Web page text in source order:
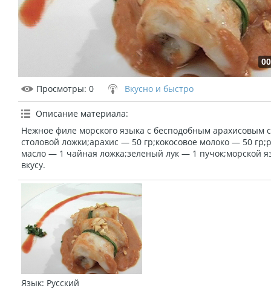
Просмотры: 0 Вкусно и быстро
Описание материала:
Нежное филе морского языка с бесподобным арахисовым
столовой ложки;арахис — 50 гр;кокосовое молоко — 50
масло — 1 чайная ложка;зеленый лук — 1 пучок;морской
вкусу.
Язык: Русский